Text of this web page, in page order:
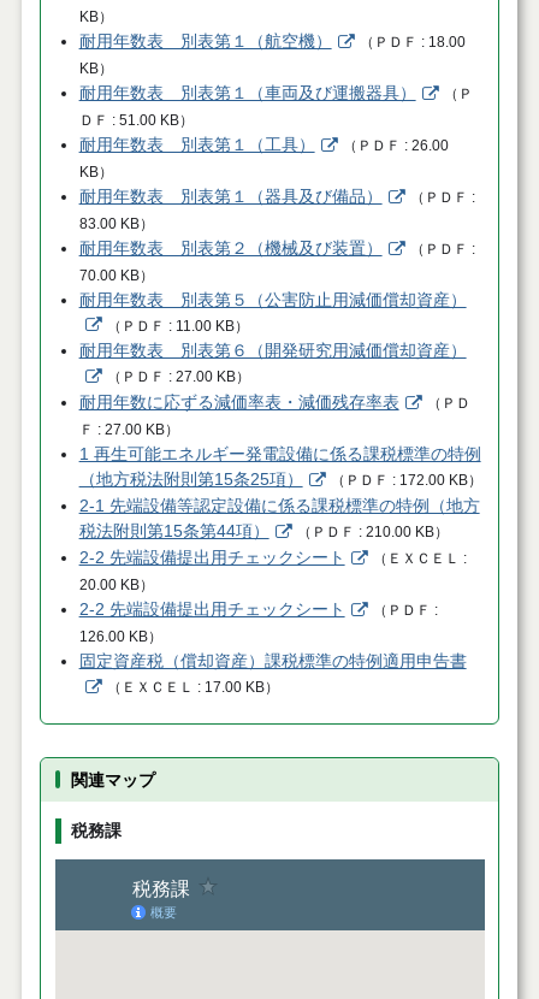
KB）
耐用年数表 別表第１（航空機） （ ＰＤＦ
18.00
KB）
耐用年数表 別表第１（車両及び運搬器具） （ Ｐ
ＤＦ
51.00 KB）
耐用年数表 別表第１（工具） （ ＰＤＦ
26.00
KB）
耐用年数表 別表第１（器具及び備品） （ ＰＤＦ
83.00 KB）
耐用年数表 別表第２（機械及び装置） （ ＰＤＦ
70.00 KB）
耐用年数表 別表第５（公害防止用減価償却資産）
（ ＰＤＦ 11.00 KB）
耐用年数表 別表第６（開発研究用減価償却資産）
（ ＰＤＦ 27.00 KB）
耐用年数に応ずる減価率表・減価残存率表 （ ＰＤ
Ｆ
27.00 KB）
1 再生可能エネルギー発電設備に係る課税標準の特例
（地方税法附則第15条25項）
（ ＰＤＦ 172.00 KB）
2-1 先端設備等認定設備に係る課税標準の特例（地方
税法附則第15条第44項）
（ ＰＤＦ 210.00 KB）
2-2 先端設備提出用チェックシート （ ＥＸＣＥＬ
20.00 KB）
2-2 先端設備提出用チェックシート （ ＰＤＦ
126.00 KB）
固定資産税（償却資産）課税標準の特例適用申告書
（ ＥＸＣＥＬ 17.00 KB）
関連マップ
税務課